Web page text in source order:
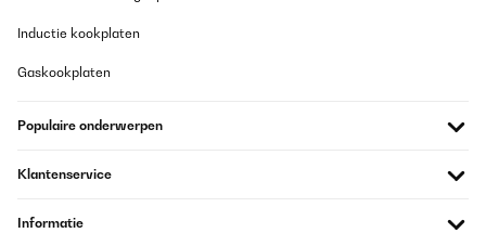
Inductie kookplaten
Gaskookplaten
Populaire onderwerpen
Klantenservice
Informatie